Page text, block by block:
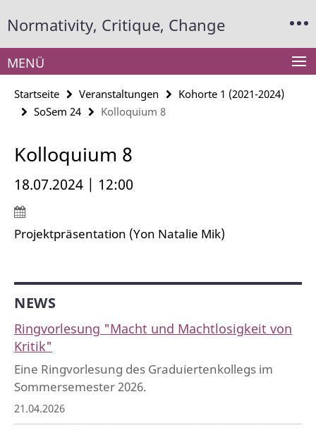
direkt
Inhalt
Normativity, Critique, Change
Service-
Navigation
MENÜ
Startseite Veranstaltungen
Kohorte 1 (2021-2024)
SoSem 24
Kolloquium 8
Kolloquium 8
18.07.2024 | 12:00
Projektpräsentation (Yon Natalie Mik)
NEWS
Ringvorlesung "Macht und Machtlosigkeit von
Kritik"
Eine Ringvorlesung des Graduiertenkollegs im
Sommersemester 2026.
21.04.2026